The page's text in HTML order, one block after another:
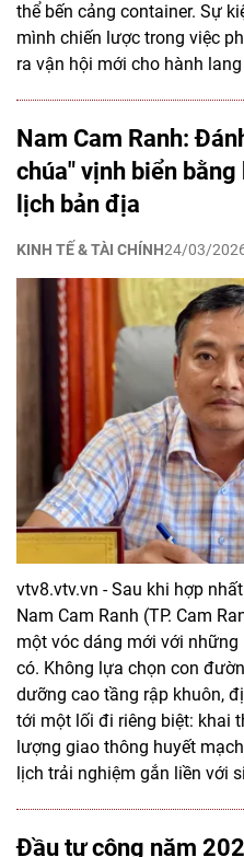
thể bến cảng container. Sự
mình chiến lược trong việc
ra vận hội mới cho hành
Nam Cam Ranh:
chúa" vịnh biển
lịch bản địa
KINH TẾ & TÀI CHÍNH24/03/
vtv8.vtv.vn - Sau khi hợp
Nam Cam Ranh (TP. Cam
một vóc dáng mới với
có. Không lựa chọn con
dưỡng cao tầng rập khuôn,
tới một lối đi riêng biệt: khai
lượng giao thông huyết
lịch trải nghiệm gắn liền với
Đầu tư công năm